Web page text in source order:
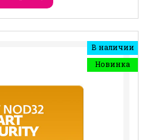
В наличии
Новинка